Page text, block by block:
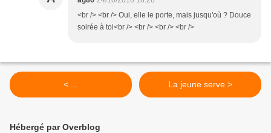
<br /> <br /> Oui, elle le porte, mais jusqu'où ? Douce
soirée à toi<br /> <br /> <br /> <br />
La jeune serve >
Hébergé par Overblog